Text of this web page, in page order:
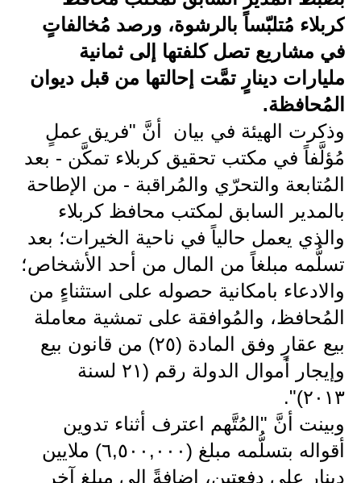
الاخبار الاقتصادية
الاخبار الرياضية
اخبار وقرارات وزارة التربية
نتائج الامتحانات
المرحلة الابتدائية
المرحلة المتوسطة
المرحلة الاعدادية
اسئلة وزارية
المرحلة الابتدائية
المرحلة الاعدادية
مرشحات
كربلاء مُتلبّساً بالرشوة، ورصد مُخالفاتٍ
في مشاريع تصل كلفتها إلى ثمانية
مليارات دينارٍ تمَّت إحالتها من قبل ديوان
المُحافظة.
وذكرت الهيئة في بيان أنَّ "فريق عملٍ
مُؤلَّفاً في مكتب تحقيق كربلاء تمكَّن - بعد
المُتابعة والتحرّي والمُراقبة - من الإطاحة
بالمدير السابق لمكتب محافظ كربلاء
والذي يعمل حالياً في ناحية الخيرات؛ بعد
تسلُّمه مبلغاً من المال من أحد الأشخاص؛
والادعاء بامكانية حصوله على استثناءٍ من
المُحافظ، والمُوافقة على تمشية معاملة
بيع عقارٍ وفق المادة (٢٥) من قانون بيع
وإيجار أموال الدولة رقم (٢١ لسنة
٢٠١٣)".
وبينت أنَّ "المُتَّهم اعترف أثناء تدوين
أقواله بتسلُّمه مبلغ (٦,٥٠٠,٠٠٠) ملايين
دينارٍ على دفعتين، إضافةً إلى مبلغٍ آخر